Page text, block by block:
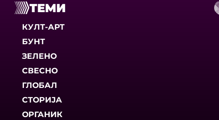
ТЕМИ
КУЛТ-АРТ
БУНТ
ЗЕЛЕНО
СВЕСНО
ГЛОБАЛ
СТОРИЈА
ОРГАНИК